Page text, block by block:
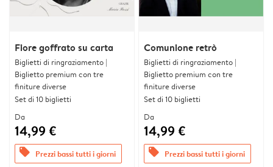
Fiore goffrato su carta
Biglietti di ringraziamento |
Biglietto premium con tre
finiture diverse
Set di 10 biglietti
Da
14,99 €
offers Prezzi bassi tutti i giorni
Comunione retrò
Biglietti di ringraziamento |
Biglietto premium con tre
finiture diverse
Set di 10 biglietti
Da
14,99 €
offers Prezzi bassi tutti i giorni